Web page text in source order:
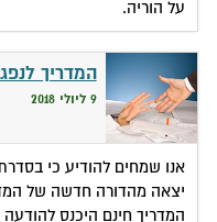
על הוריה.
המדריך
9 ליולי 2018
אנו שמחים להודיע כי
יצאה מהדורה חדשה של
המדריך חינם היכנס